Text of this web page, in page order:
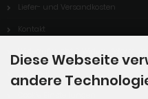
Liefer- und Versandkosten
Kontakt
Lieferzeit
Diese Webseite
andere